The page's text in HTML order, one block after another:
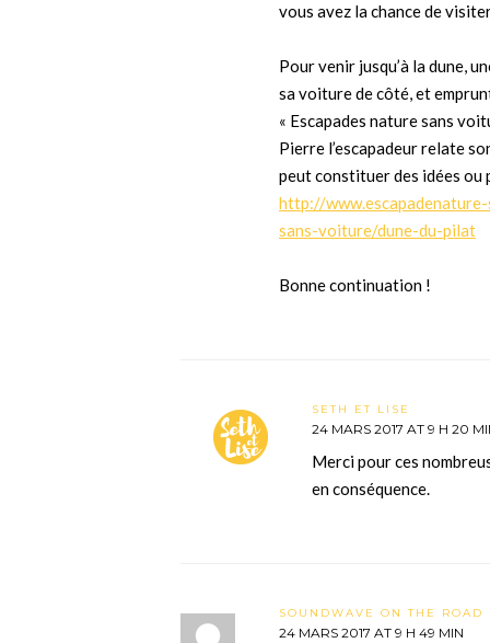
vous avez la chance de
Pour venir jusqu’à la dune,
sa voiture de côté, et
« Escapades nature sans
Pierre l’escapadeur relate
peut constituer des idées
http://
sans-voiture/dune-du-pilat
Bonne continuation !
SETH ET LISE
24 MARS 2017 AT 9 H 20
Merci pour ces
en conséquence.
SOUNDWAVE ON THE ROAD
24 MARS 2017 AT 9 H 49 MIN